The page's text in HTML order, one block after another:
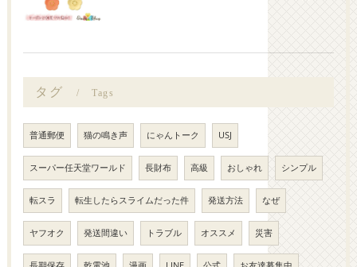
タグ Tags
普通郵便 猫の鳴き声 にゃんトーク USJ
スーパー任天堂ワールド 長財布 高級 おしゃれ シンプル
転スラ 転生したらスライムだった件 発送方法 なぜ
ヤフオク 発送間違い トラブル オススメ 災害